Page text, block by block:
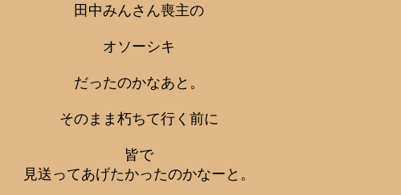
田中みんさん喪主の
オソーシキ
だったのかなあと。
そのまま朽ちて行く前に
皆で
見送ってあげたかったのかなーと。